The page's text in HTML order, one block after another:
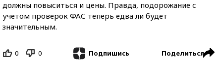
должны повыситься и цены. Правда, подорожание с
учетом проверок ФАС теперь едва ли будет
значительным.
0 0 Подпишись Поделиться